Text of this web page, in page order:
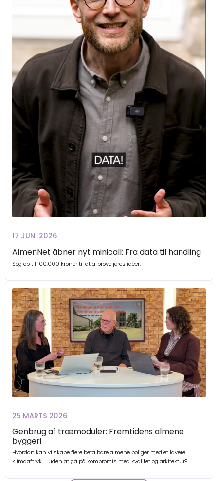
17 JUNI 2026
AlmenNet åbner nyt minicall: Fra data til handling
Søg op til 100.000 kroner til at afprøve jeres idéer.
25 MARTS 2026
Genbrug af træmoduler: Fremtidens almene
byggeri
Hvordan kan vi skabe flere betalbare almene boliger med et lavere
klimaaftryk – uden at gå på kompromis med kvalitet og arkitektur?